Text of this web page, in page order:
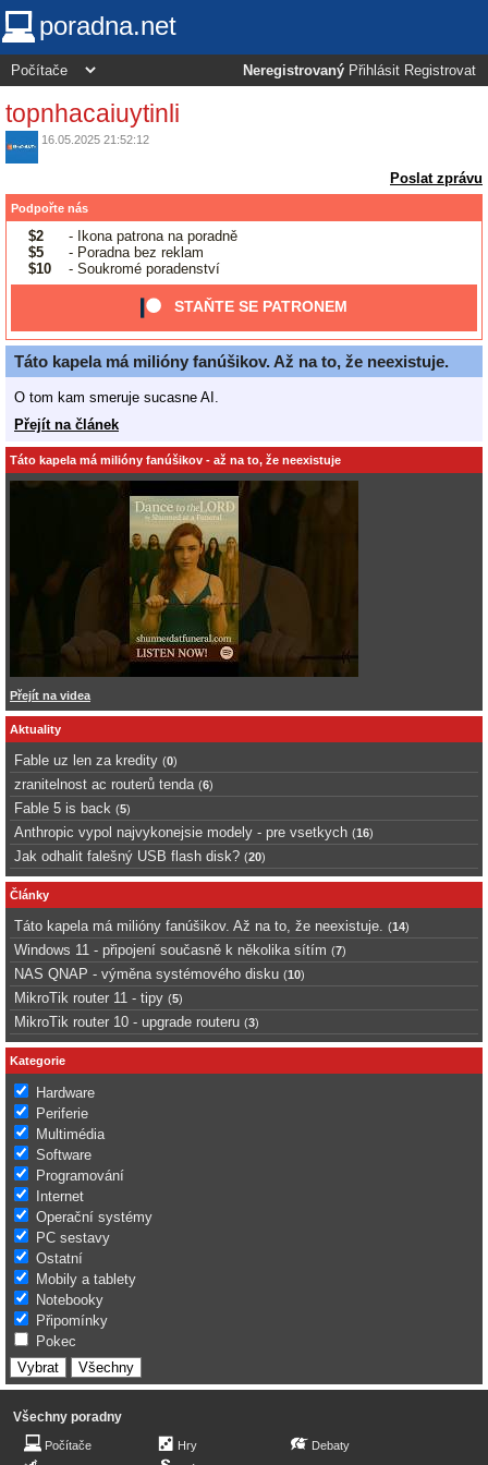
poradna.net
Neregistrovaný Přihlásit Registrovat
topnhacaiuytinli
16.05.2025 21:52:12
Poslat zprávu
Podpořte nás
$2
- Ikona patrona na poradně
$5
- Poradna bez reklam
$10
- Soukromé poradenství
STAŇTE SE PATRONEM
Táto kapela má milióny fanúšikov. Až na to, že neexistuje.
O tom kam smeruje sucasne AI.
Přejít na článek
Táto kapela má milióny fanúšikov - až na to, že neexistuje
Přejít na videa
Aktuality
Fable uz len za kredity (0)
zranitelnost ac routerů tenda (6)
Fable 5 is back (5)
Anthropic vypol najvykonejsie modely - pre vsetkych (16)
Jak odhalit falešný USB flash disk? (20)
Články
Táto kapela má milióny fanúšikov. Až na to, že neexistuje. (14)
Windows 11 - připojení současně k několika sítím (7)
NAS QNAP - výměna systémového disku (10)
MikroTik router 11 - tipy (5)
MikroTik router 10 - upgrade routeru (3)
Kategorie
Hardware
Periferie
Multimédia
Software
Programování
Internet
Operační systémy
PC sestavy
Ostatní
Mobily a tablety
Notebooky
Připomínky
Pokec
Všechny poradny
Počítače
Hry
Debaty